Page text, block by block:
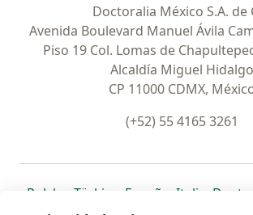
Doctoralia México S.A. de
Avenida Boulevard Manuel Ávila
Piso 19 Col. Lomas de
Alcaldía Miguel Hidalgo
CP 11000 CDMX,
(+52) 55 4165 3261
Polska se abre en una nueva pestaña
Türkiye se abre en una
España se abre en
Italia se